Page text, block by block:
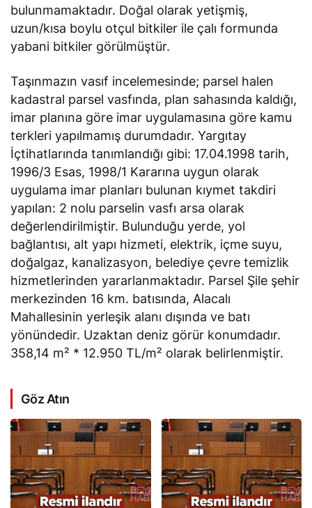
bulunmamaktadır. Doğal olarak yetişmiş,
uzun/kısa boylu otçul bitkiler ile çalı formunda
yabani bitkiler görülmüştür.
Taşınmazın vasıf incelemesinde; parsel halen
kadastral parsel vasfında, plan sahasında kaldığı,
imar planına göre imar uygulamasına göre kamu
terkleri yapılmamış durumdadır. Yargıtay
İçtihatlarında tanımlandığı gibi: 17.04.1998 tarih,
1996/3 Esas, 1998/1 Kararına uygun olarak
uygulama imar planları bulunan kıymet takdiri
yapılan: 2 nolu parselin vasfı arsa olarak
değerlendirilmiştir. Bulunduğu yerde, yol
bağlantısı, alt yapı hizmeti, elektrik, içme suyu,
doğalgaz, kanalizasyon, belediye çevre temizlik
hizmetlerinden yararlanmaktadır. Parsel Şile şehir
merkezinden 16 km. batısında, Alacalı
Mahallesinin yerleşik alanı dışında ve batı
yönündedir. Uzaktan deniz görür konumdadır.
358,14 m² * 12.950 TL/m² olarak belirlenmiştir.
Göz Atın